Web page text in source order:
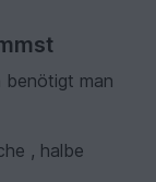
benötigt man
, halbe